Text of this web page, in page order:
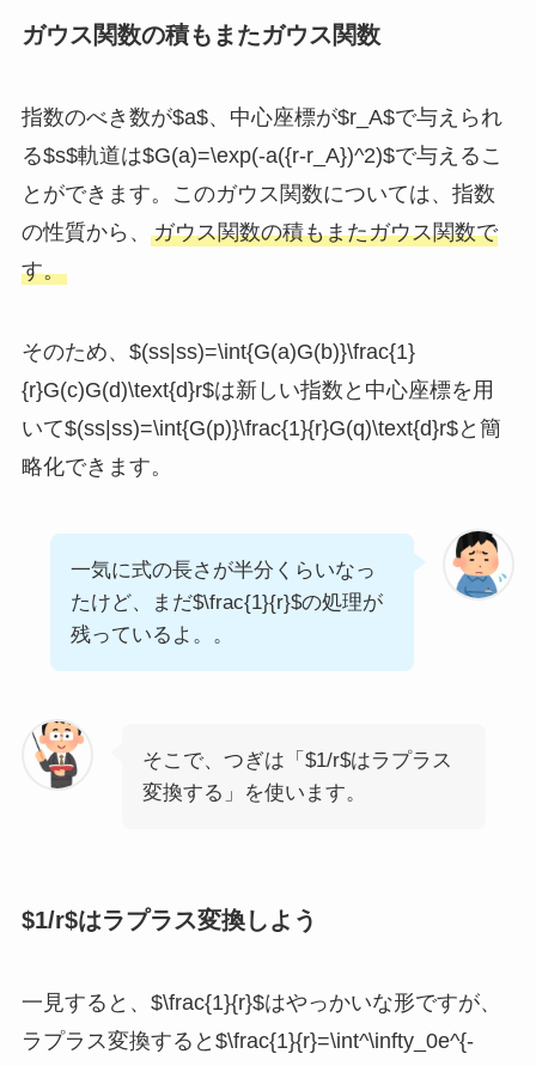
ガウス関数の積もまたガウス関数
指数のべき数が$a$、中心座標が$r_A$で与えられ
る$s$軌道は$G(a)=\exp(-a({r-r_A})^2)$で与えるこ
とができます。このガウス関数については、指数
の性質から、 ガウス関数の積もまたガウス関数で
す。
そのため、$(ss|ss)=\int{G(a)G(b)}\frac{1}
{r}G(c)G(d)\text{d}r$は新しい指数と中心座標を用
いて$(ss|ss)=\int{G(p)}\frac{1}{r}G(q)\text{d}r$と簡
略化できます。
一気に式の長さが半分くらいなっ
たけど、まだ$\frac{1}{r}$の処理が
残っているよ。。
そこで、つぎは「$1/r$はラプラス
変換する」を使います。
$1/r$はラプラス変換しよう
一見すると、$\frac{1}{r}$はやっかいな形ですが、
ラプラス変換すると$\frac{1}{r}=\int^\infty_0e^{-